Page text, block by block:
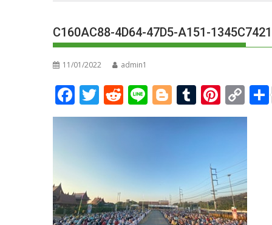
C160AC88-4D64-47D5-A151-
11/01/2022 admin1
F
ac
o
o
k
T
w
er
R
e
t
Li
n
Bl
o
g
er
T
u
m
r
Pi
nt
er
st
C
o
p
Li
n
k